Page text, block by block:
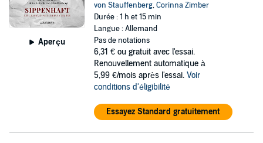
Aperçu
von Stauffenberg,Corinna Zimber
Durée : 1 h et 15 min
Langue : Allemand
Pas de notations
6,31 € ou gratuit avec l'essai.
Renouvellement automatique à
5,99 €/mois après l'essai. Voir
conditions d'éligibilité
Essayez Standard gratuitement